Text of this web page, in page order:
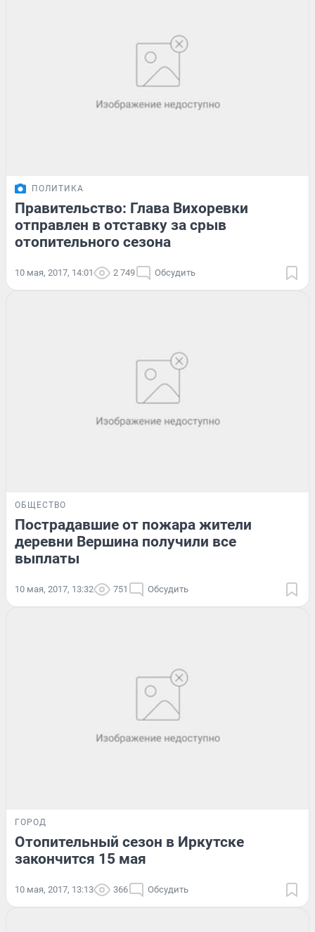
ПОЛИТИКА
Правительство: Глава Вихоревки
отправлен в отставку за срыв
отопительного сезона
10 мая, 2017, 14:01 2 749 Обсудить
ОБЩЕСТВО
Пострадавшие от пожара жители
деревни Вершина получили все
выплаты
10 мая, 2017, 13:32 751 Обсудить
ГОРОД
Отопительный сезон в Иркутске
закончится 15 мая
10 мая, 2017, 13:13 366 Обсудить